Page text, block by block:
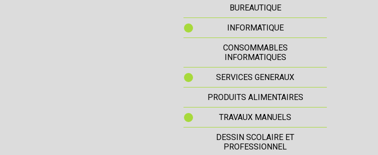
BUREAUTIQUE
INFORMATIQUE
CONSOMMABLES
INFORMATIQUES
SERVICES GENERAUX
PRODUITS ALIMENTAIRES
TRAVAUX MANUELS
DESSIN SCOLAIRE ET
PROFESSIONNEL